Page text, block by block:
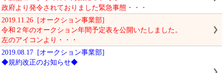
政府より発令されておりました緊急事態・・・
2019.11.26 [オークション事業部]
令和２年のオークション年間予定表を公開いたしました。
左のアイコンより・・・
2019.08.17 [オークション事業部]
◆規約改正のお知らせ◆